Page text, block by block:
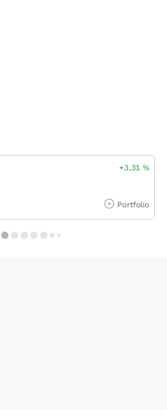
+3,31%
Portfolio